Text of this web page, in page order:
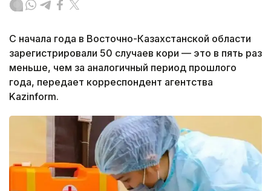
С начала года в Восточно-Казахстанской области
зарегистрировали 50 случаев кори — это в пять раз
меньше, чем за аналогичный период прошлого
года, передает корреспондент агентства
Kazinform.